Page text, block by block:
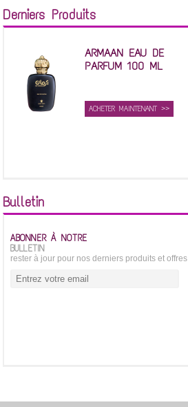
Derniers Produits
ARMAAN EAU DE
PARFUM 100 ML
ACHETER MAINTENANT >>
Bulletin
ABONNER À NOTRE
BULLETIN
rester à jour pour nos derniers produits et offres